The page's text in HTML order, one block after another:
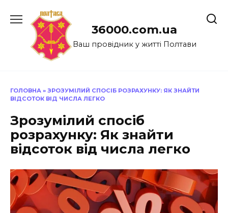
до
36000.com.ua
Ваш провідник у житті Полтави
ГОЛОВНА » ЗРОЗУМІЛИЙ СПОСІБ РОЗРАХУНКУ: ЯК ЗНАЙТИ
ВІДСОТОК ВІД ЧИСЛА ЛЕГКО
Зрозумілий спосіб
розрахунку: Як знайти
відсоток від числа легко